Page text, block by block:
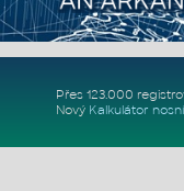
Přes 123.000
Nový Kalkulátor